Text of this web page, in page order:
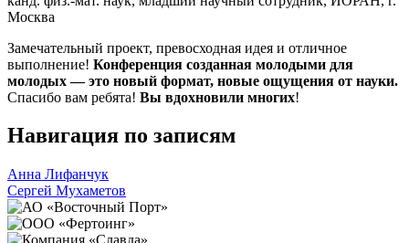
Москва
Замечательный проект, превосходная идея и отличное
выполнение! Конференция созданная молодыми для
молодых — это новый формат, новые ощущения от науки.
Спасибо вам ребята! Вы вдохновили многих!
Навигация по записям
Анна Лифанчук
Сергей Мухаметов